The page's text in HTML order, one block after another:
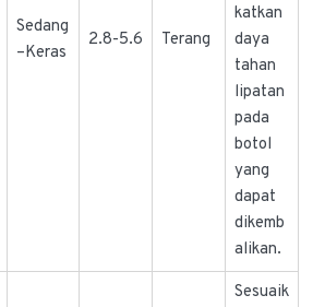
Sedang
–Keras
2.8-5.6 Terang
katkan
daya
tahan
lipatan
pada
botol
yang
dapat
dikemb
alikan.
Sesuaik